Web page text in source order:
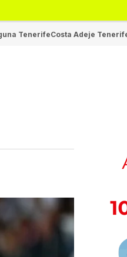
TenerifeCosta Adeje